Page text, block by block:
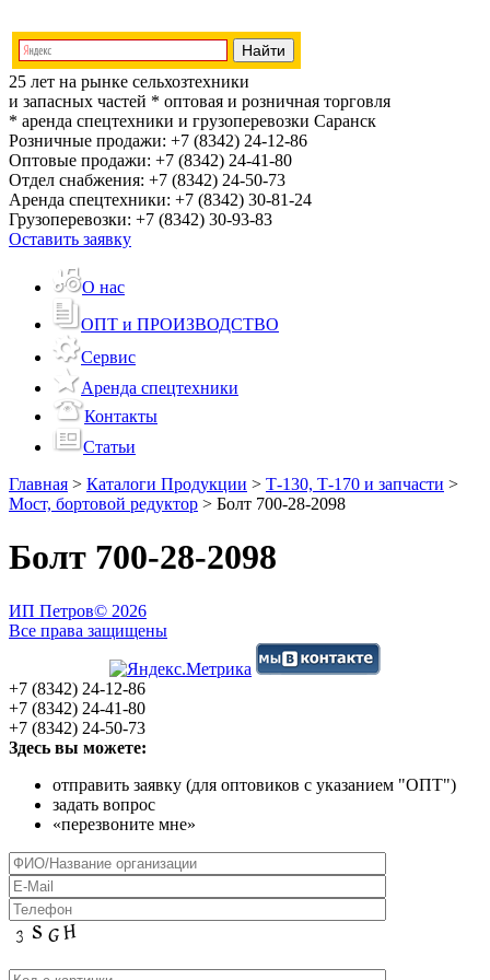
25 лет на рынке сельхозтехники
и запасных частей * оптовая и розничная торговля
* аренда спецтехники и грузоперевозки Саранск
Розничные продажи: +7 (8342) 24-12-86
Оптовые продажи: +7 (8342) 24-41-80
Отдел снабжения: +7 (8342) 24-50-73
Аренда спецтехники: +7 (8342) 30-81-24
Грузоперевозки: +7 (8342) 30-93-83
Оставить заявку
О нас
ОПТ и ПРОИЗВОДСТВО
Сервис
Аренда спецтехники
Контакты
Статьи
Главная > Каталоги Продукции > Т-130, Т-170 и запчасти >
Мост, бортовой редуктор > Болт 700-28-2098
Болт 700-28-2098
ИП Петров© 2026
Все права защищены
+7 (8342) 24-12-86
+7 (8342) 24-41-80
+7 (8342) 24-50-73
Здесь вы можете:
отправить заявку (для оптовиков с указанием "ОПТ")
задать вопрос
«перезвоните мне»